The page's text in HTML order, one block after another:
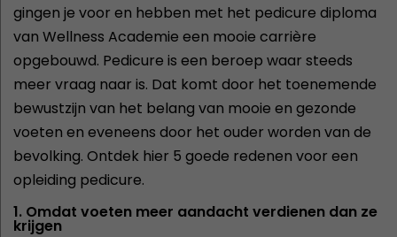
gingen je voor en hebben met het pedicure diploma
van Wellness Academie een mooie carrière
opgebouwd. Pedicure is een beroep waar steeds
meer vraag naar is. Dat komt door het toenemende
bewustzijn van het belang van mooie en gezonde
voeten en eveneens door het ouder worden van de
bevolking. Ontdek hier 5 goede redenen voor een
opleiding pedicure.
1. Omdat voeten meer aandacht verdienen dan ze
krijgen